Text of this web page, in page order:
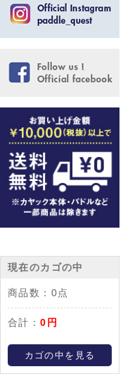
現在のカゴの中
商品数： 0点
合計：0円
カゴの中を見る